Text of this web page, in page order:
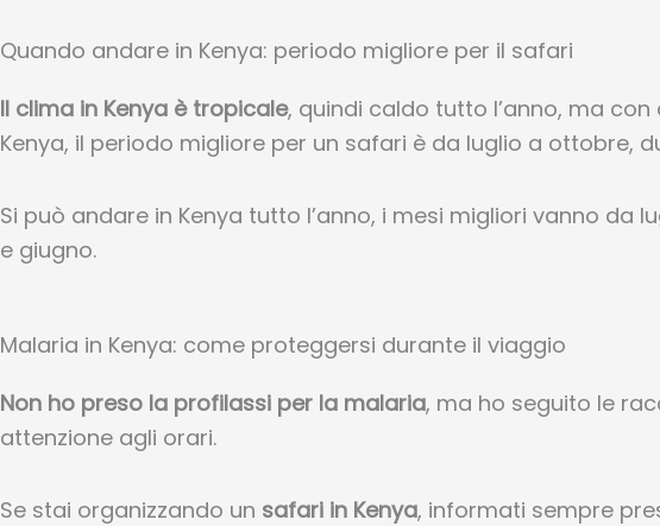
Quando andare in Kenya: periodo migliore per il safari
Il clima in Kenya è tropicale, quindi caldo tutto l’anno, ma
Kenya, il periodo migliore per un safari è da luglio a ottobre,
Si può andare in Kenya tutto l’anno, i mesi migliori vanno
e giugno.
Malaria in Kenya: come proteggersi durante il viaggio
Non ho preso la profilassi per la malaria, ma ho seguito le
attenzione agli orari.
Se stai organizzando un safari in Kenya, informati sempre